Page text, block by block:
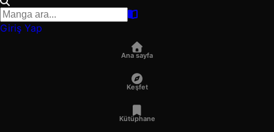
Giriş Yap
Ana sayfa
Keşfet
Kütüphane